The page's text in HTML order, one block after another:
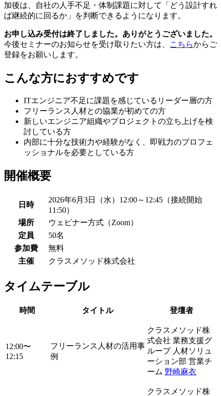
加後は、自社の人手不足・体制課題に対して「どう設計すれ
ば継続的に回るか」を判断できるようになります。
お申し込み受付は終了しました。ありがとうございました。
今後セミナーのお知らせを受け取りたい方は、
こちらからご
登録をお願いします。
こんな方におすすめです
ITエンジニア不足に課題を感じているリーダー層の方
フリーランス人材との協業が初めての方
新しいエンジニア組織やプロジェクトの立ち上げを検
討している方
内部に十分な技術力や経験がなく、即戦力のプロフェ
ッショナルを必要としている方
開催概要
日時
2026年6月3日（水）12:00～12:45（接続開始
11:50）
場所
ウェビナー方式（Zoom）
定員
50名
参加費
無料
主催
クラスメソッド株式会社
タイムテーブル
時間 タイトル 登壇者
12:00〜
12:15
フリーランス人材の活用事
例
クラスメソッド株
式会社 業務支援グ
ループ 人材ソリュ
ーション部 営業チ
ーム 野崎麻衣
クラスメソッド株